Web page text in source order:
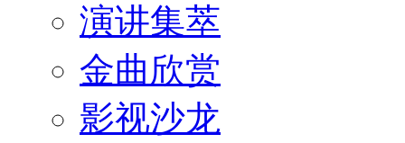
演讲集萃
金曲欣赏
影视沙龙